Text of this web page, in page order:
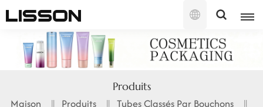
Français
English
français
Produits
Maison Produits
Tubes Classés Par Bouchons